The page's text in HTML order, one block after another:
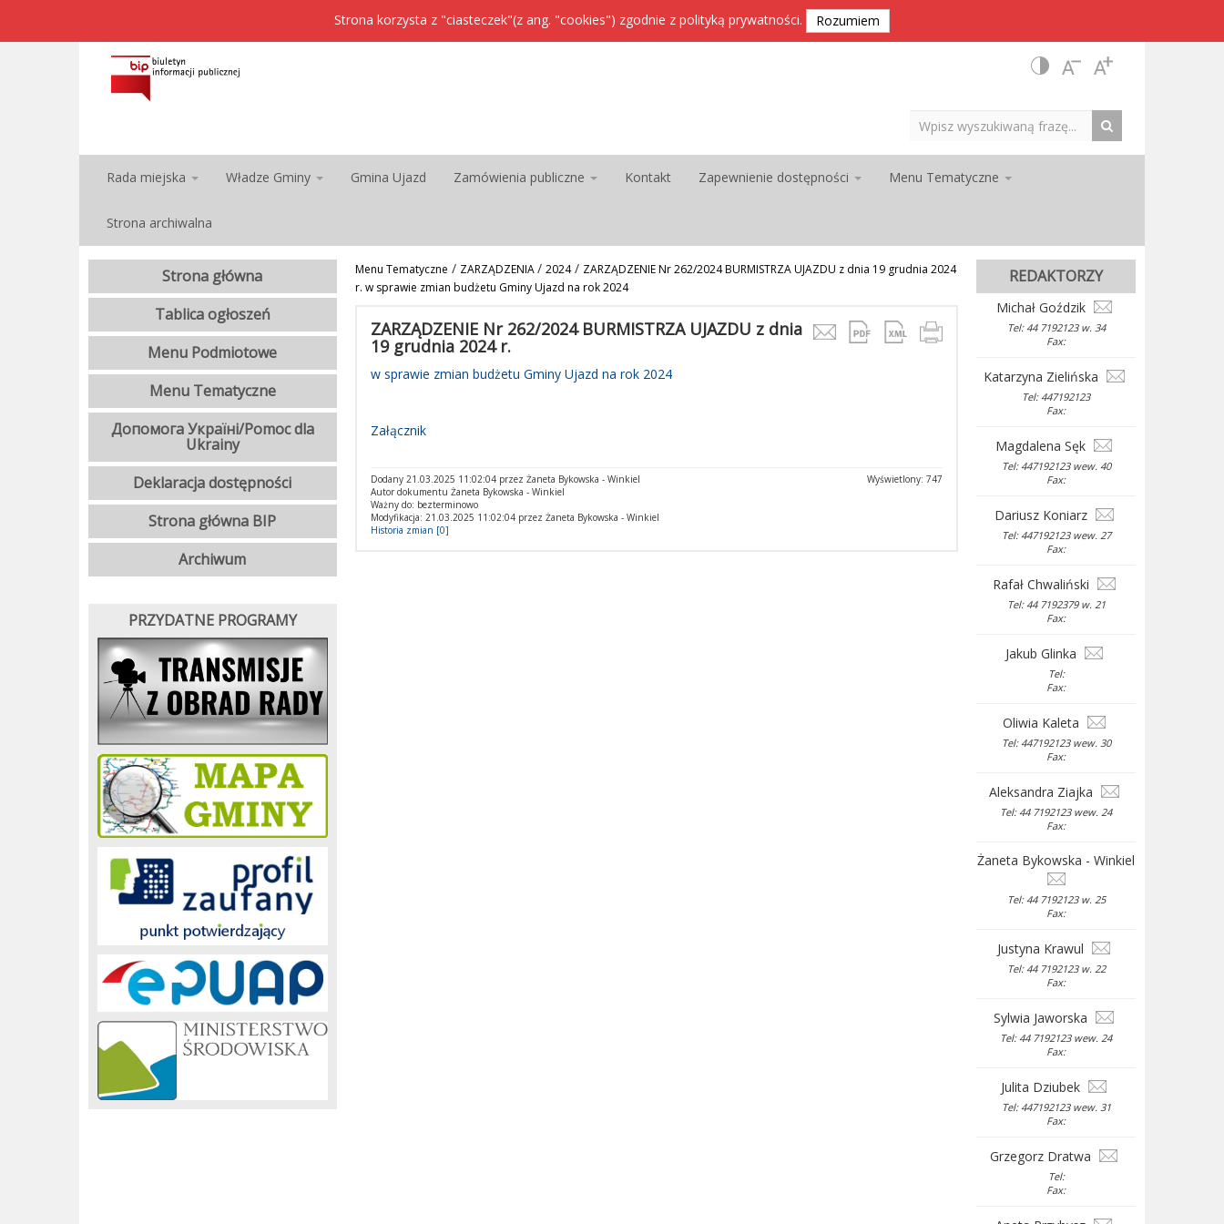
Strona korzysta z "ciasteczek"(z ang. "cookies") zgodnie z polityką prywatności. Rozumiem
Rada miejska Władze Gminy Gmina Ujazd Zamówienia publiczne Kontakt Zapewnienie dostępności Menu Tematyczne
Strona archiwalna
Menu Tematyczne / ZARZĄDZENIA/ 2024/ ZARZĄDZENIE Nr 262/2024 BURMISTRZA UJAZDU z dnia 19 grudnia 2024
r. w sprawie zmian budżetu Gminy Ujazd na rok 2024
ZARZĄDZENIE Nr 262/2024 BURMISTRZA UJAZDU z dnia
19 grudnia 2024 r.
w sprawie zmian budżetu Gminy Ujazd na rok 2024
Załącznik
Wyświetlony: 747
Dodany 21.03.2025 11:02:04 przez Żaneta Bykowska - Winkiel
Autor dokumentu Żaneta Bykowska - Winkiel
Ważny do: bezterminowo
Modyfikacja: 21.03.2025 11:02:04 przez Żaneta Bykowska - Winkiel
Historia zmian [0]
Strona główna
Tablica ogłoszeń
Menu Podmiotowe
Menu Tematyczne
Допомога Україні/Pomoc dla
Ukrainy
Deklaracja dostępności
Strona główna BIP
Archiwum
PRZYDATNE PROGRAMY
REDAKTORZY
Michał Goździk
Tel: 44 7192123 w. 34
Fax:
Katarzyna Zielińska
Tel: 447192123
Fax:
Magdalena Sęk
Tel: 447192123 wew. 40
Fax:
Dariusz Koniarz
Tel: 447192123 wew. 27
Fax:
Rafał Chwaliński
Tel: 44 7192379 w. 21
Fax:
Jakub Glinka
Tel:
Fax:
Oliwia Kaleta
Tel: 447192123 wew. 30
Fax:
Aleksandra Ziajka
Tel: 44 7192123 wew. 24
Fax:
Żaneta Bykowska - Winkiel
Tel: 44 7192123 w. 25
Fax:
Justyna Krawul
Tel: 44 7192123 w. 22
Fax:
Sylwia Jaworska
Tel: 44 7192123 wew. 24
Fax:
Julita Dziubek
Tel: 447192123 wew. 31
Fax:
Grzegorz Dratwa
Tel:
Fax: